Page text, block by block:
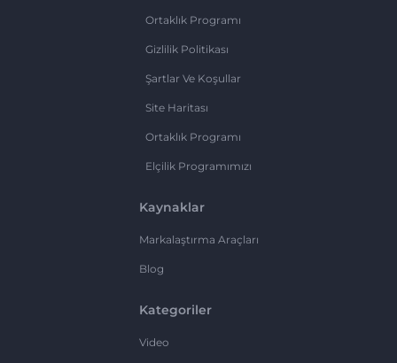
Ortaklık Programı
Gizlilik Politikası
Şartlar Ve Koşullar
Site Haritası
Ortaklık Programı
Elçilik Programımızı
Kaynaklar
Markalaştırma Araçları
Blog
Kategoriler
Video